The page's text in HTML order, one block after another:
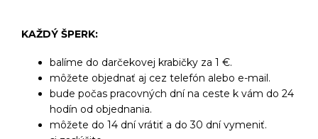
KAŽDÝ ŠPERK:
balíme do darčekovej krabičky za 1 €.
môžete objednať aj cez telefón alebo e-mail.
bude počas pracovných dní na ceste k vám do 24
hodín od objednania.
môžete do 14 dní vrátiť a do 30 dní vymeniť.